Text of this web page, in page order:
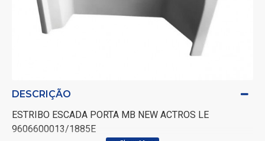
DESCRIÇÃO
ESTRIBO ESCADA PORTA MB NEW ACTROS LE
9606600013/1885E